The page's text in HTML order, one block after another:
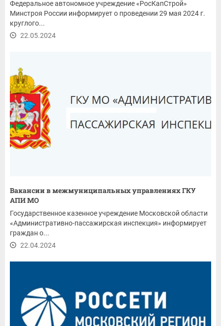
Федеральное автономное учреждение «РосКапСтрой»
Минстроя России информирует о проведении 29 мая 2024 г.
круглого...
22.05.2024
Вакансии в межмуниципальных управлениях ГКУ
АПИ МО
Государственное казенное учреждение Московской области
«Административно-пассажирская инспекция» информирует
граждан о...
22.04.2024